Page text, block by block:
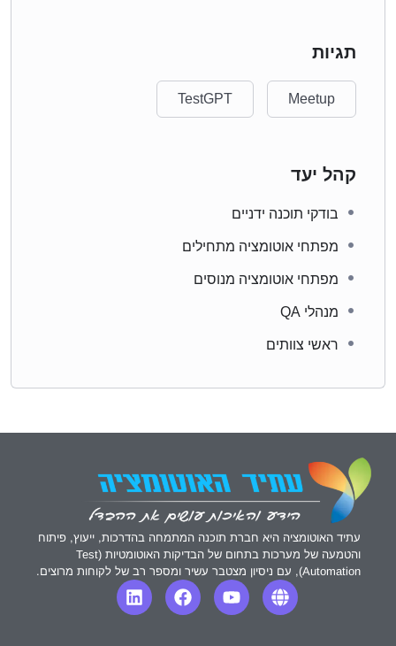
תגיות
Meetup
TestGPT
קהל יעד
בודקי תוכנה ידניים
מפתחי אוטומציה מתחילים
מפתחי אוטומציה מנוסים
מנהלי QA
ראשי צוותים
עתיד האוטומציה היא חברת תוכנה המתמחה בהדרכות, ייעוץ, פיתוח
והטמעה של מערכות בתחום של הבדיקות האוטומטיות (Test
Automation), עם ניסיון מצטבר עשיר ומספר רב של לקוחות מרוצים.